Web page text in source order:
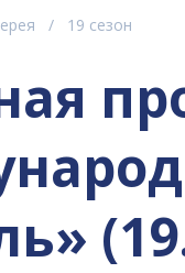
/ 19 сезон